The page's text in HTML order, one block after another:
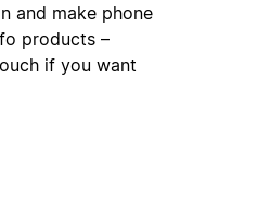
and make phone
products –
if you want